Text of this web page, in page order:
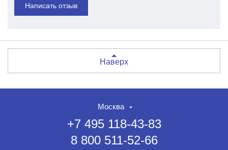
Написать отзыв
Наверх
Москва
+7 495 118-43-83
8 800 511-52-66